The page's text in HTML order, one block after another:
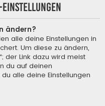
ändern?
alle deine Einstellungen in
Um diese zu ändern,
der Link dazu wird meist
du auf deinen
alle deine Einstellungen